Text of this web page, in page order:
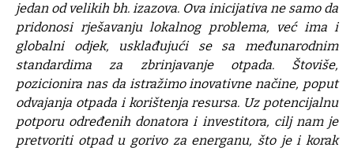
jedan od velikih bh. izazova. Ova inicijativa ne samo da
pridonosi rješavanju lokalnog problema, već ima i
globalni odjek, usklađujući se sa međunarodnim
standardima za zbrinjavanje otpada. Štoviše,
pozicionira nas da istražimo inovativne načine, poput
odvajanja otpada i korištenja resursa. Uz potencijalnu
potporu određenih donatora i investitora, cilj nam je
pretvoriti otpad u gorivo za energanu, što je i korak